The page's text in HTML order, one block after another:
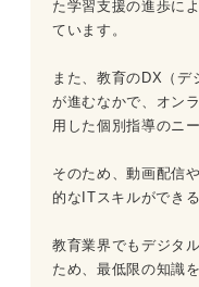
た学習支援の進歩に
ています。
また、教育のDX（デ
が進むなかで、オン
用した個別指導のニ
そのため、動画配信
的なITスキルができ
教育業界でもデジタ
ため、最低限の知識